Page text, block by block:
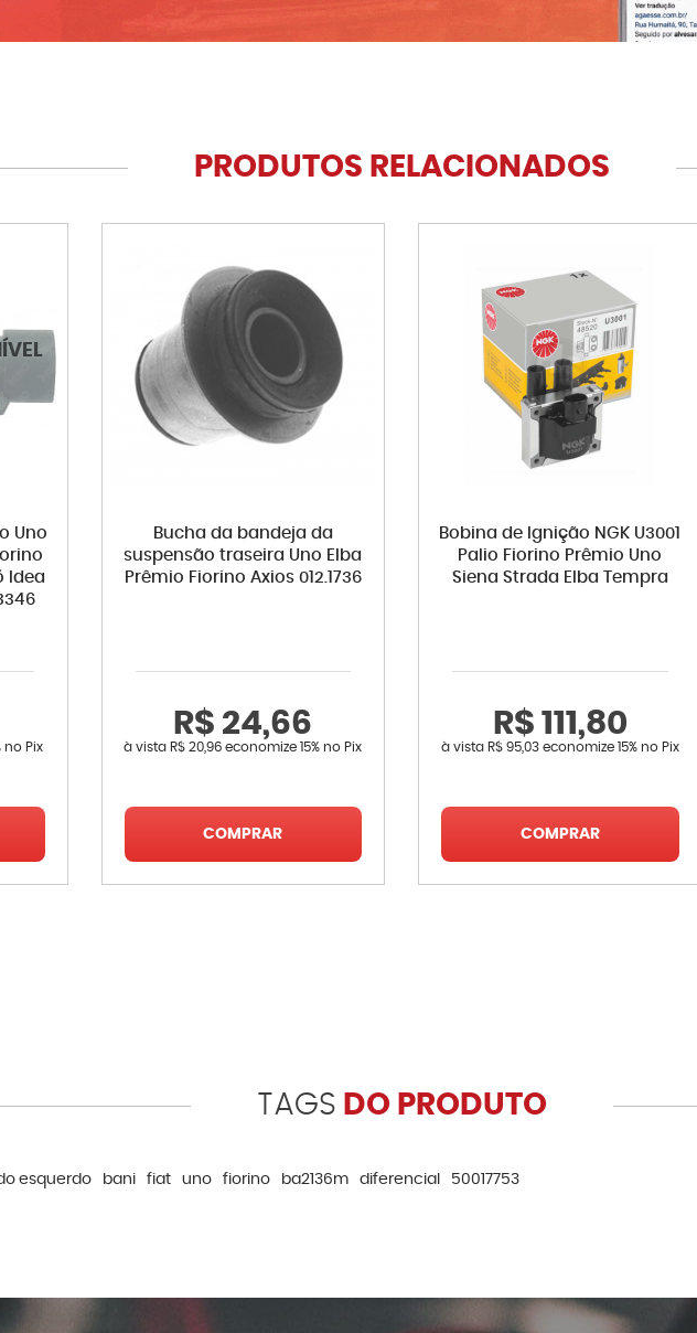
PRODUTOS RELACIONADOS
Uno
Idea
no Pix
Bucha da bandeja da
suspensão traseira Uno Elba
Prêmio Fiorino Axios 012.1736
R$ 24,66
à vista R$ 20,96 economize15% no Pix
COMPRAR
Bobina de Ignição NGK U3001
Palio Fiorino Prêmio Uno
Siena Strada Elba Tempra
R$ 111,80
à vista R$ 95,03economize 15% no Pix
COMPRAR
TAGS DO PRODUTO
esquerdo bani fiat uno fiorino ba2136m diferencial 50017753